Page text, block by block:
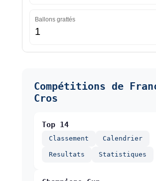
Ballons grattés
1
Compétitions de
Cros
Top 14
Classement Calendrier
Resultats Statistiques